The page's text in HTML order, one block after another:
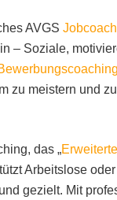
AVGS
– Soziale,
zu meistern und
das „
Arbeitslose
gezielt. Mit